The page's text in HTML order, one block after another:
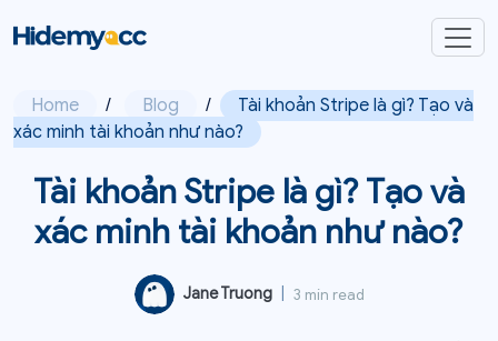
Home / Blog /
Tài khoản Stripe là gì? Tạo và
xác minh tài khoản như nào?
Tài khoản Stripe là gì? Tạo và
xác minh tài khoản như nào?
Jane Truong 3 min read